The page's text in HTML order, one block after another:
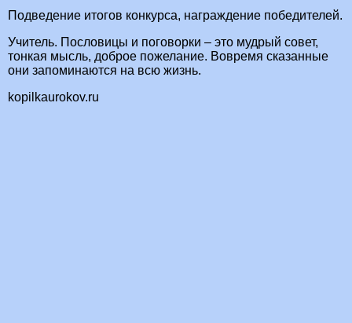
Подведение итогов конкурса, награждение победителей.
Учитель. Пословицы и поговорки – это мудрый совет,
тонкая мысль, доброе пожелание. Вовремя сказанные
они запоминаются на всю жизнь.
kopilkaurokov.ru